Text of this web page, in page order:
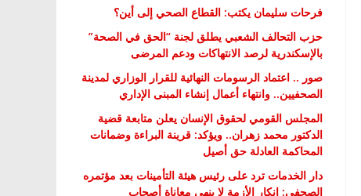
فرحات سليمان يكتب: القطاع الصحي إلى أين؟
حزب التحالف الشعبي يطلق لجنة “الحق في الصحة”
بالإسكندرية لرصد الانتهاكات ودعم المرضى
صور .. اعتماد الرسومات النهائية للقرار الوزاري لمدينة
الصحفيين.. وانتهاء أعمال إنشاء المبنى الإداري
المجلس القومي لحقوق الإنسان يعلن متابعة قضية
الدكتور محمد زهران.. ويؤكد: قرينة البراءة وضمانات
المحاكمة العادلة حق أصيل
دار الخدمات ترد على رئيس هيئة التأمينات بعد مؤتمره
الصحفي: إنكار الأزمة لا ينهي معاناة أصحاب